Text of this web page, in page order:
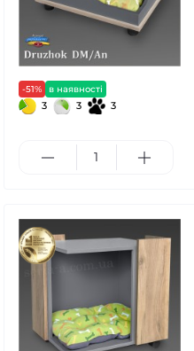
-51% в наявності
3 3 3